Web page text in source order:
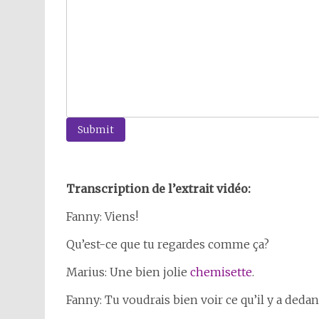
Submit
Transcription de l’extrait vidéo:
Fanny: Viens!
Qu’est-ce que tu regardes comme ça?
Marius: Une bien jolie chemisette.
Fanny: Tu voudrais bien voir ce qu’il y a